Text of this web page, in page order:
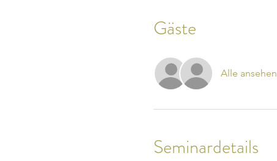
Gäste
Alle ansehen
Seminardetails